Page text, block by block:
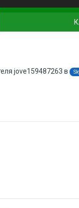
jove159487263 в